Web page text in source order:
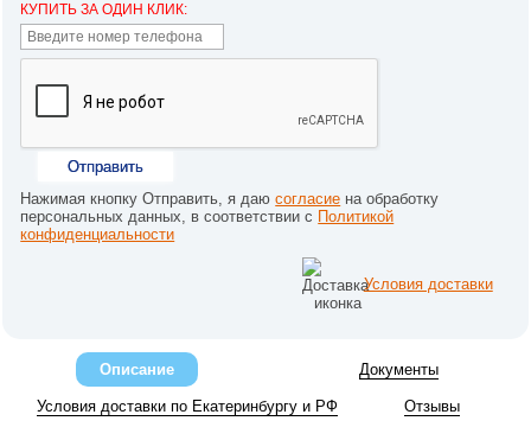
КУПИТЬ ЗА ОДИН КЛИК:
Отправить
Нажимая кнопку Отправить, я даюсогласие на обработку
персональных данных, в соответствии с Политикой
конфиденциальности
Условия доставки
Описание Документы
Условия доставки по Екатеринбургу и РФ Отзывы